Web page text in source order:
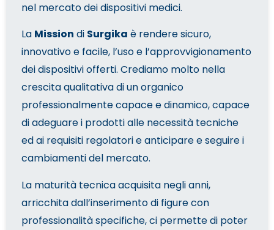
nel mercato dei dispositivi medici.
La Mission di Surgika è rendere sicuro,
innovativo e facile, l’uso e l’approvvigionamento
dei dispositivi offerti. Crediamo molto nella
crescita qualitativa di un organico
professionalmente capace e dinamico, capace
di adeguare i prodotti alle necessità tecniche
ed ai requisiti regolatori e anticipare e seguire i
cambiamenti del mercato.
La maturità tecnica acquisita negli anni,
arricchita dall’inserimento di figure con
professionalità specifiche, ci permette di poter